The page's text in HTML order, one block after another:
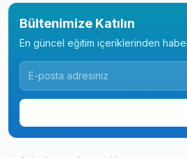
Bültenimize Katılın
En güncel eğitim içeriklerinden